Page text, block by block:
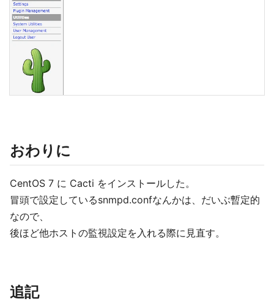
おわりに
CentOS 7 に Cacti をインストールした。
冒頭で設定しているsnmpd.confなんかは、だいぶ暫定的
なので、
後ほど他ホストの監視設定を入れる際に見直す。
追記